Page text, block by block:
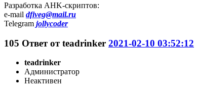
Разработка AHK-скриптов:
e-mail dfiveg@mail.ru
Telegram jollycoder
105 Ответ отteadrinker 2021-02-10 03:52:12
teadrinker
Администратор
Неактивен